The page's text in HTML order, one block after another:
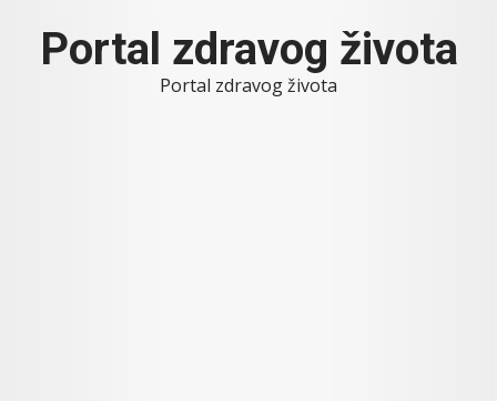
contentPortal zdravog života
Portal zdravog života